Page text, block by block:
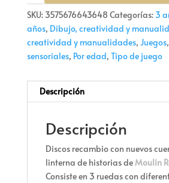
SKU: 3575676643648 Categorías: 3
años, Dibujo, creatividad y
creatividad y manualidades, Juegos,
sensoriales, Por edad, Tipo de juego
Descripción
Descripción
Discos recambio con nuevos
linterna de historias deMoulin
Consiste en 3 ruedas con